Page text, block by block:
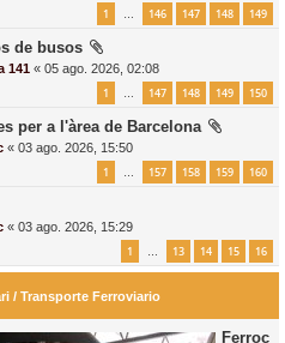
1 … 146 147 148 149
de busos
141 « 05 ago. 2026, 02:08
1 … 147 148 149 150
per a l'àrea de Barcelona
« 03 ago. 2026, 15:50
1 … 157 158 159 160
« 03 ago. 2026, 15:29
1 … 13 14 15 16
/ Transporte Ferroviario
Ferroc